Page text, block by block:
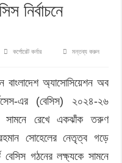
নির্বাচনে
কর্পোরেট কর্নার
মন্তব্য করুন
বাংলাদেশ অ্যাসোসিয়েশন অব
এর (বেসিস) ২০২৪-২৬
সামনে রেখে একঝাঁক তরুণ
সোহেলের নেতৃত্ব গড়ে
বেসিস গঠনের লক্ষ্যকে সামনে